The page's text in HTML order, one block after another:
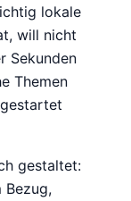
lokale
will nicht
Sekunden
Themen
gestaltet:
Bezug,